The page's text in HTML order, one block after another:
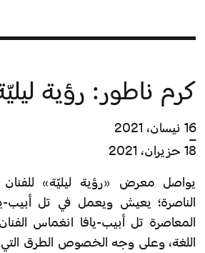
الناصرة؛ يعيش ويعمل في تل أبيب-
المعاصرة تل أبيب-يافا انغماس
اللغة، وعلى وجه الخصوص الطرق
كرم ناطور: رؤية
–
18 حزيران، 2021
16 نيسان، 2021